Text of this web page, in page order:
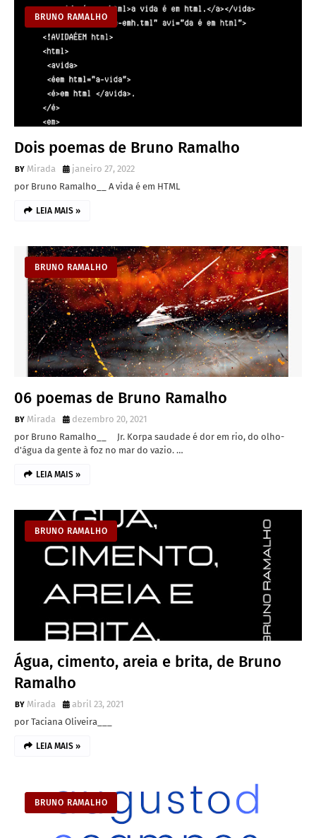
BRUNO RAMALHO
Dois poemas de Bruno Ramalho
Mirada
janeiro 27, 2022
por Bruno Ramalho__ A vida é em HTML
LEIA MAIS »
BRUNO RAMALHO
06 poemas de Bruno Ramalho
Mirada
dezembro 20, 2021
por Bruno Ramalho__ Jr. Korpa saudade é dor em rio, do olho-
d'água da gente à foz no mar do vazio. …
LEIA MAIS »
BRUNO RAMALHO
Água, cimento, areia e brita, de Bruno
Ramalho
Mirada
abril 23, 2021
por Taciana Oliveira___
LEIA MAIS »
BRUNO RAMALHO